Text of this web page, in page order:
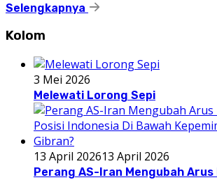
Selengkapnya
Kolom
3 Mei 2026
Melewati Lorong Sepi
13 April 202613 April 2026
Perang AS-Iran Mengubah Arus